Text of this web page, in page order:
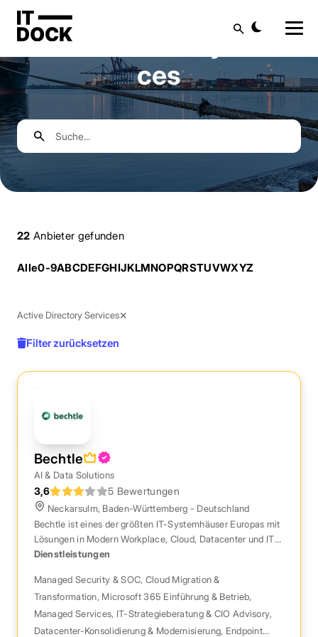
Active Directory Servi
ces
22 Anbieter gefunden
Alle0-9ABCDEFGHIJKLMNOPQRSTUVWXYZ
Active Directory Services×
Filter zurücksetzen
Bechtle
AI & Data Solutions
3,6 5 Bewertungen
Neckarsulm, Baden-Württemberg - Deutschland
Bechtle ist eines der größten IT-Systemhäuser Europas mit
Lösungen in Modern Workplace, Cloud, Datacenter und IT-
Security für Unternehmen und Behörden.
Dienstleistungen
Managed Security & SOC, Cloud Migration &
Transformation, Microsoft 365 Einführung & Betrieb,
Managed Services, IT-Strategieberatung & CIO Advisory,
Datacenter-Konsolidierung & Modernisierung, Endpoint